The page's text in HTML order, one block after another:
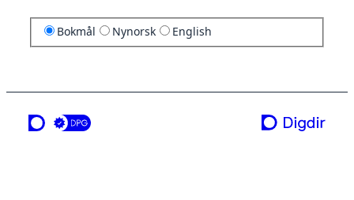
Bokmål Nynorsk English